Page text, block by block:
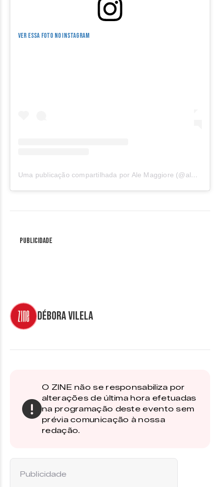
Ver essa foto no Instagram
Uma publicação compartilhada por Ale Maggiore (@alemagioree)
Publicidade
Débora Vilela
O ZINE não se responsabiliza por
alterações de última hora efetuadas
na programação deste evento sem
prévia comunicação à nossa
redação.
Publicidade